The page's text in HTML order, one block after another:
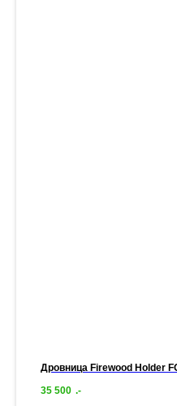
Дровница Firewood Holder
35 500 .-